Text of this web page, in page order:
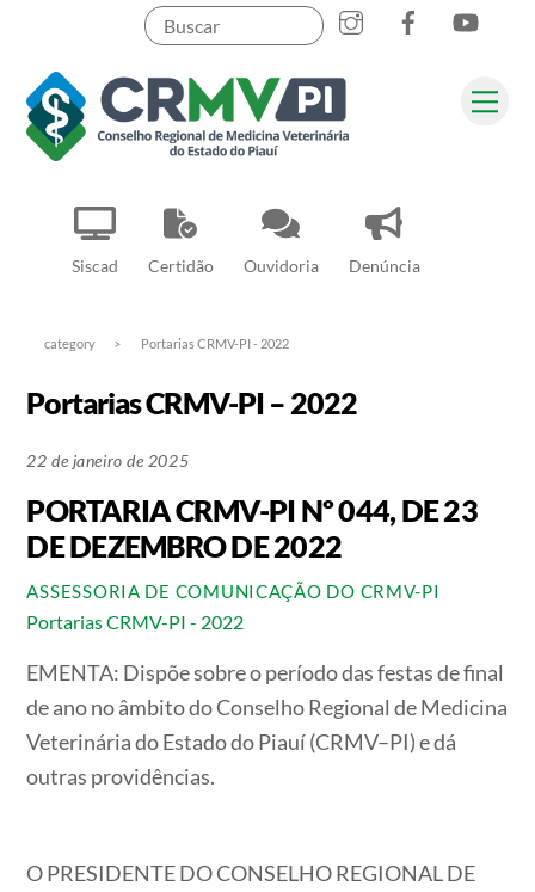
content
Siscad Certidão Ouvidoria Denúncia
InstagramFacebook
Pesquisar
category > Portarias CRMV-PI - 2022
Portarias CRMV-PI – 2022
22 de janeiro de 2025
PORTARIA CRMV-PI Nº 044, DE 23
DE DEZEMBRO DE 2022
ASSESSORIA DE COMUNICAÇÃO DO CRMV-PI
Portarias CRMV-PI - 2022
EMENTA: Dispõe sobre o período das festas de final
de ano no âmbito do Conselho Regional de Medicina
Veterinária do Estado do Piauí (CRMV–PI) e dá
outras providências.
O PRESIDENTE DO CONSELHO REGIONAL DE